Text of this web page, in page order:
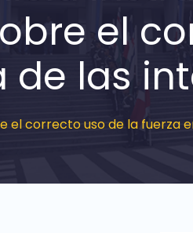
el
de las
correcto uso de la fuerza